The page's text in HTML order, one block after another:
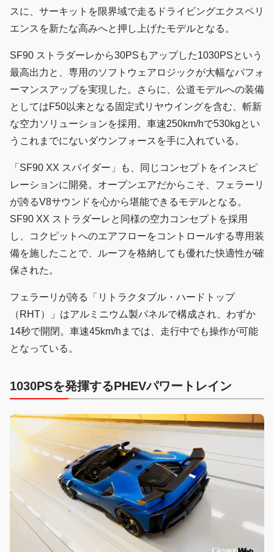
スに、サーキットを限界域で走るドライビングエクスペリ
エンスを新たな高みへと押し上げたモデルとなる。
SF90 ストラダーレから30PSもアップした1030PSという
最高出力と、専用のソフトウェアロジックが大幅なパフォ
ーマンスアップを実現した。さらに、公道モデルへの装備
としてはF50以来となる固定式リヤウイングを含む、斬新
な空力ソリューションを採用。車速250km/hで530kgとい
うこれまでにないダウンフォースを手に入れている。
「SF90 XX スパイダー」も、同じコンセプトをインスピ
レーションに開発。オープンエアだからこそ、フェラーリ
が誇るV8サウンドを心から堪能できるモデルとなる。
SF90 XX ストラダーレと同様の空力コンセプトを採用
し、コクピットへのエアフローをコントロールする専用装
備を施したことで、ルーフを格納しても優れた快適性が確
保された。
フェラーリが誇る「リトラクタブル・ハードトップ
（RHT）」はアルミニウム製パネルで構成され、わずか
14秒で開閉。車速45km/hまでは、走行中でも操作が可能
となっている。
1030PSを発揮するPHEVパワートレイン